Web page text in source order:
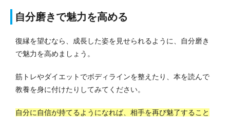
自分磨きで魅力を高める
復縁を望むなら、成長した姿を見せられるように、自分磨き
で魅力を高めましょう。
筋トレやダイエットでボディラインを整えたり、本を読んで
教養を身に付けたりしてみてください。
自分に自信が持てるようになれば、相手を再び魅了すること